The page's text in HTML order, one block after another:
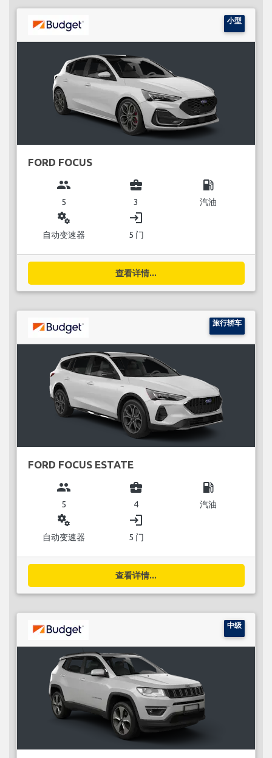
小型
FORD FOCUS
group
5
business_center
3
local_gas_station
汽油
miscellaneous_services
自动变速器
login
5 门
查看详情...
旅行轿车
FORD FOCUS ESTATE
group
5
business_center
4
local_gas_station
汽油
miscellaneous_services
自动变速器
login
5 门
查看详情...
中级